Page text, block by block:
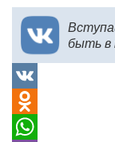
быть в
VK
Odnoklassniki